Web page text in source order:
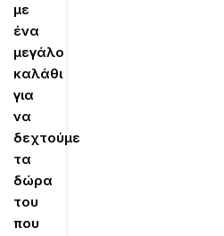
με
ένα
μεγάλο
καλάθι
για
να
δεχτούμε
τα
δώρα
του
που